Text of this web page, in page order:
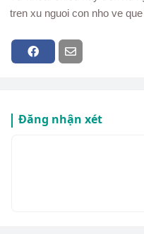
tren xu nguoi con nho ve
Đăng nhận xét